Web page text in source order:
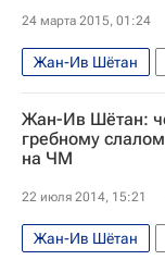
24 марта 2015, 01:24
Жан-Ив Шётан
Летние
Сборная России
Жан-Ив Шётан:
гребному
на ЧМ
22 июля 2014, 15:21
Жан-Ив Шётан